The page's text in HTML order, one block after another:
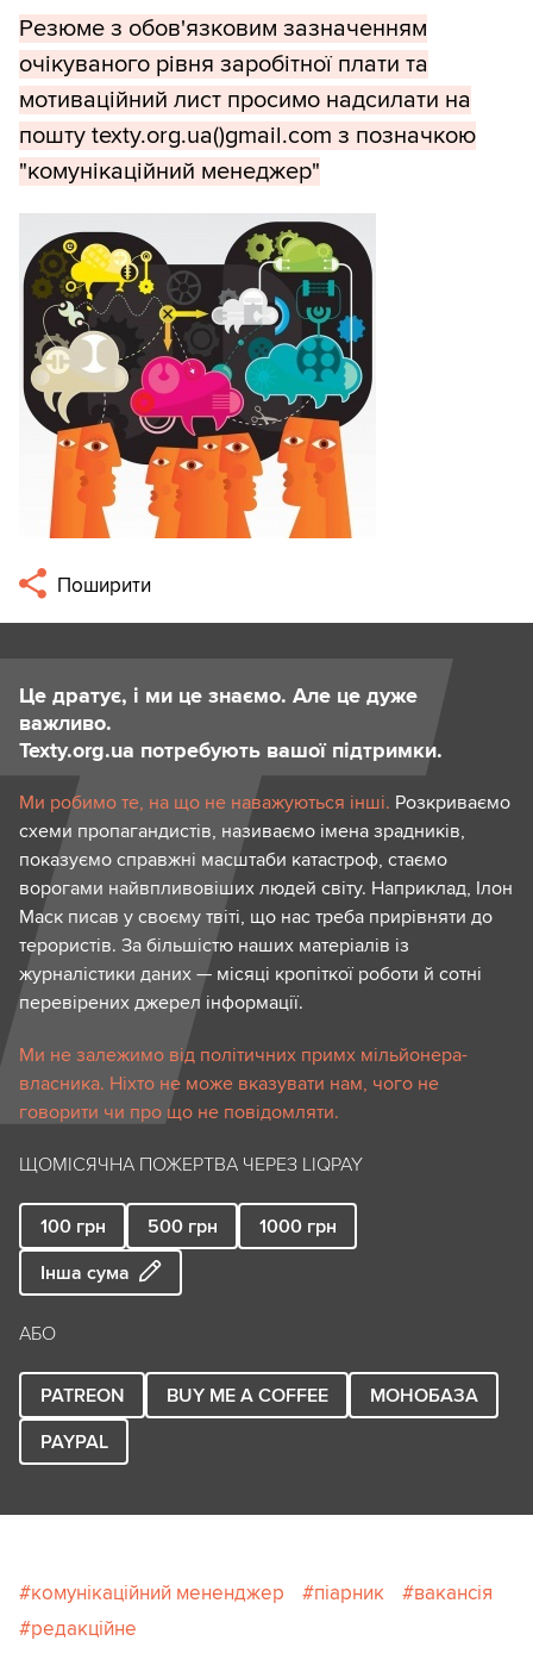
Резюме з обов'язковим зазначенням
очікуваного рівня заробітної плати та
мотиваційний лист просимо надсилати на
пошту texty.org.ua()gmail.com з позначкою
"комунікаційний менеджер"
Поширити
Це дратує, і ми це знаємо. Але це дуже
важливо.
Texty.org.ua потребують вашої підтримки.
Ми робимо те, на що не наважуються інші. Розкриваємо
схеми пропагандистів, називаємо імена зрадників,
показуємо справжні масштаби катастроф, стаємо
ворогами найвпливовіших людей світу. Наприклад, Ілон
Маск писав у своєму твіті, що нас треба прирівняти до
терористів. За більшістю наших матеріалів із
журналістики даних — місяці кропіткої роботи й сотні
перевірених джерел інформації.
Ми не залежимо від політичних примх мільйонера-
власника. Ніхто не може вказувати нам, чого не
говорити чи про що не повідомляти.
ЩОМІСЯЧНА ПОЖЕРТВА ЧЕРЕЗ LIQPAY
100 грн 500 грн 1000 грн
Інша сума
АБО
PATREON BUY ME A COFFEE
МОНОБАЗА
PAYPAL
комунікаційний мененджер піарник
вакансія
редакційне